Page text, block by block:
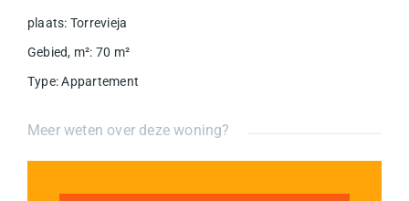
plaats: Torrevieja
Gebied, m²: 70 m²
Type: Appartement
Meer weten over deze woning?